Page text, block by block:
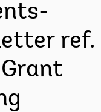
ref.